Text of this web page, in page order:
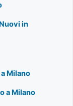
in
Milano
a Milano